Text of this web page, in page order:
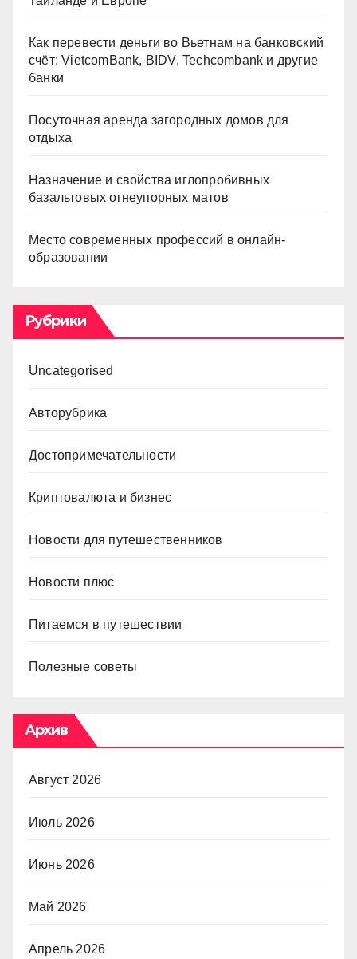
Как перевести деньги во Вьетнам на банковский
счёт: VietcomBank, BIDV, Techcombank и другие
банки
Посуточная аренда загородных домов для
отдыха
Назначение и свойства иглопробивных
базальтовых огнеупорных матов
Место современных профессий в онлайн-
образовании
Рубрики
Uncategorised
Авторубрика
Достопримечательности
Криптовалюта и бизнес
Новости для путешественников
Новости плюс
Питаемся в путешествии
Полезные советы
Архив
Август 2026
Июль 2026
Июнь 2026
Май 2026
Апрель 2026